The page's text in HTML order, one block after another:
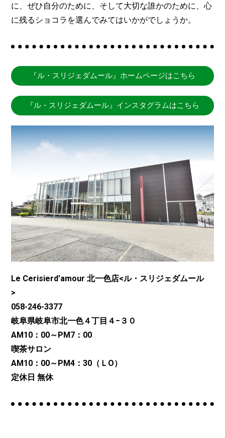
に、ぜひ自分のために、そして大切な誰かのために、心
に残るショコラを選んでみてはいかがでしょうか。
『ル・スリジェダムール』ホームページはこちら
『ル・スリジェダムール』インスタグラムはこちら
Le Cerisierd’amour 北一色店<ル・スリジェダムール
>
058-246-3377
岐阜県岐阜市北一色４丁目４−３０
AM10：00～PM7：00
喫茶サロン
AM10：00～PM4：30（ＬO）
定休日 無休